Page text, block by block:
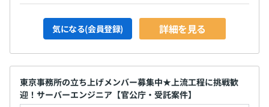
気になる(会員登録) 詳細を見る
東京事務所の立ち上げメンバー募集中★上流工程に挑戦歓
迎！サーバーエンジニア【官公庁・受託案件】